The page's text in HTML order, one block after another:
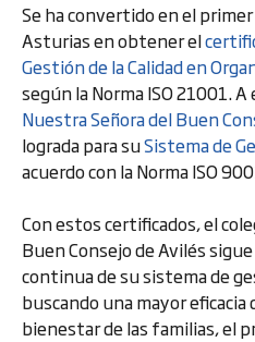
Se ha convertido en el
Asturias en obtener el
Gestión de la Calidad en
según la Norma ISO 21001.
Nuestra Señora del Buen
lograda para suSistema de
acuerdo con la Norma ISO
Con estos certificados, el
Buen Consejo de Avilés
continua de su sistema de
buscando una mayor
bienestar de las familias, el